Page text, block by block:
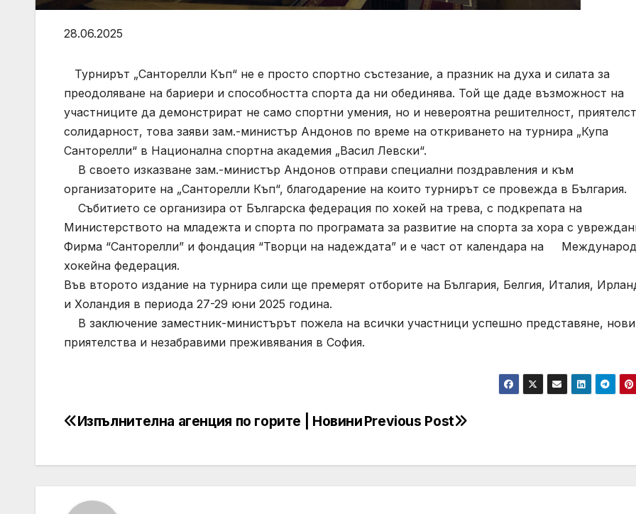
28.06.2025
Турнирът „Санторелли Къп“ не е просто спортно състезание, а празник на духа и силата за
преодоляване на бариери и способността спорта да ни обединява. Той ще даде възможност на
участниците да демонстрират не само спортни умения, но и невероятна решителност,
солидарност, това заяви зам.-министър Андонов по време на откриването на турнира „Купа
Санторелли“ в Национална спортна академия „Васил Левски“.
В своето изказване зам.-министър Андонов отправи специални поздравления и към
организаторите на „Санторелли Къп“, благодарение на които турнирът се провежда в България.
Събитието се организира от Българска федерация по хокей на трева, с подкрепата на
Министерството на младежта и спорта по програмата за развитие на спорта за хора с
Фирма “Санторелли” и фондация “Творци на надеждата” и е част от календара на
хокейна федерация.
Във второто издание на турнира сили ще премерят отборите на България, Белгия, Италия,
и Холандия в периода 27-29 юни 2025 година.
В заключение заместник-министърът пожела на всички участници успешно представяне, нови
приятелства и незабравими преживявания в София.
Post
Previous Post
Изпълнителна агенция по горите | Новини